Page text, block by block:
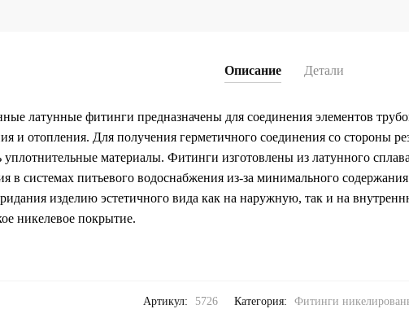
Описание Детали
латунные фитинги предназначены для соединения элементов
и отопления. Для получения герметичного соединения со стороны
уплотнительные материалы. Фитинги изготовлены из латунного
в системах питьевого водоснабжения из-за минимального
изделию эстетичного вида как на наружную, так и на
никелевое покрытие.
Артикул: 5726 Категория: Фитинги